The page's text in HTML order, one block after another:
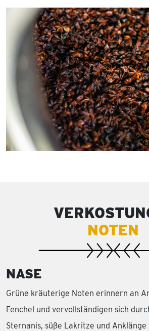
NOTEN
NASE
Grüne kräuterige Noten erinnern an
Fenchel und vervollständigen sich
Sternanis, süße Lakritze und Anklänge